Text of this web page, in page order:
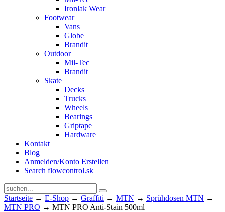
Ironlak Wear
Footwear
Vans
Globe
Brandit
Outdoor
Mil-Tec
Brandit
Skate
Decks
Trucks
Wheels
Bearings
Griptape
Hardware
Kontakt
Blog
Anmelden/Konto Erstellen
Search flowcontrol.sk
Startseite → E-Shop → Graffiti → MTN → Sprühdosen MTN →
MTN PRO → MTN PRO Anti-Stain 500ml